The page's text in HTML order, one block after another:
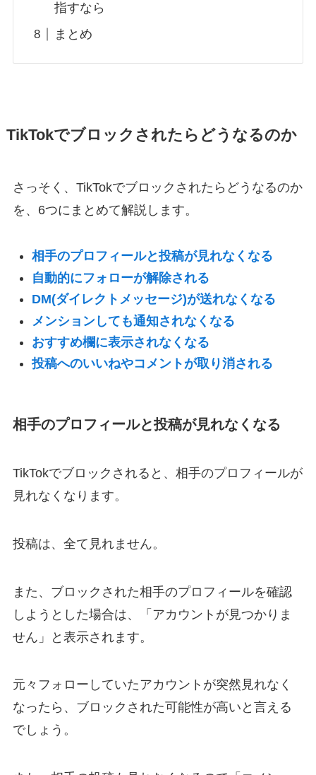
指すなら
まとめ
TikTokでブロックされたらどうなるのか
さっそく、TikTokでブロックされたらどうなるのか
を、6つにまとめて解説します。
相手のプロフィールと投稿が見れなくなる
自動的にフォローが解除される
DM(ダイレクトメッセージ)が送れなくなる
メンションしても通知されなくなる
おすすめ欄に表示されなくなる
投稿へのいいねやコメントが取り消される
相手のプロフィールと投稿が見れなくなる
TikTokでブロックされると、相手のプロフィールが
見れなくなります。
投稿は、全て見れません。
また、ブロックされた相手のプロフィールを確認
しようとした場合は、「アカウントが見つかりま
せん」と表示されます。
元々フォローしていたアカウントが突然見れなく
なったら、ブロックされた可能性が高いと言える
でしょう。